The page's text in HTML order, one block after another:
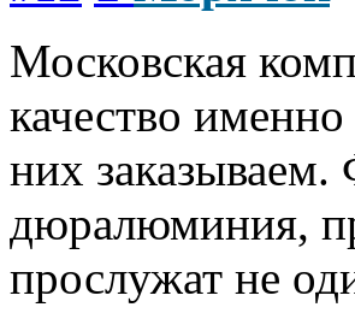
Московская
качество
них заказываем.
дюралюминия,
прослужат не